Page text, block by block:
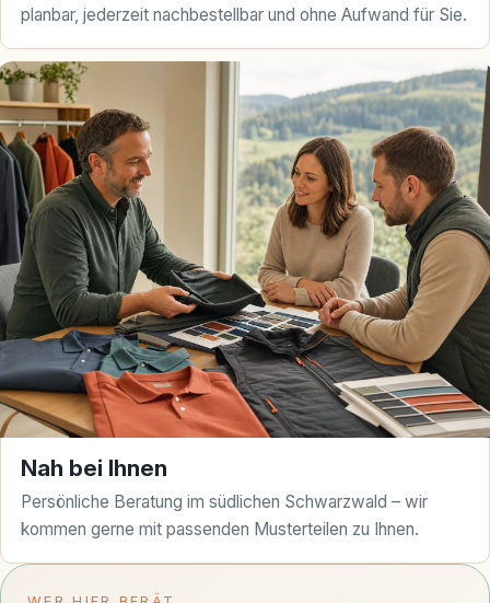
planbar, jederzeit nachbestellbar und ohne Aufwand für Sie.
Nah bei Ihnen
Persönliche Beratung im südlichen Schwarzwald – wir
kommen gerne mit passenden Musterteilen zu Ihnen.